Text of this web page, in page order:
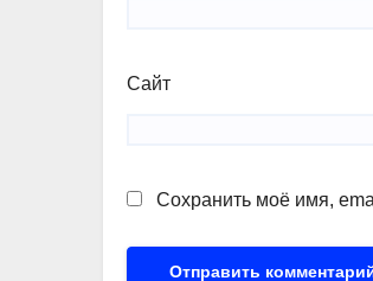
Сайт
Сохранить моё имя,